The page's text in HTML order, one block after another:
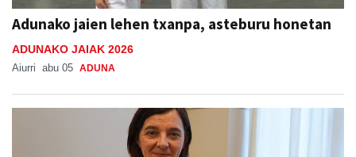
Adunako jaien lehen txanpa, asteburu honetan
ADUNAKO JAIAK 2026
Aiurri abu 05 ADUNA